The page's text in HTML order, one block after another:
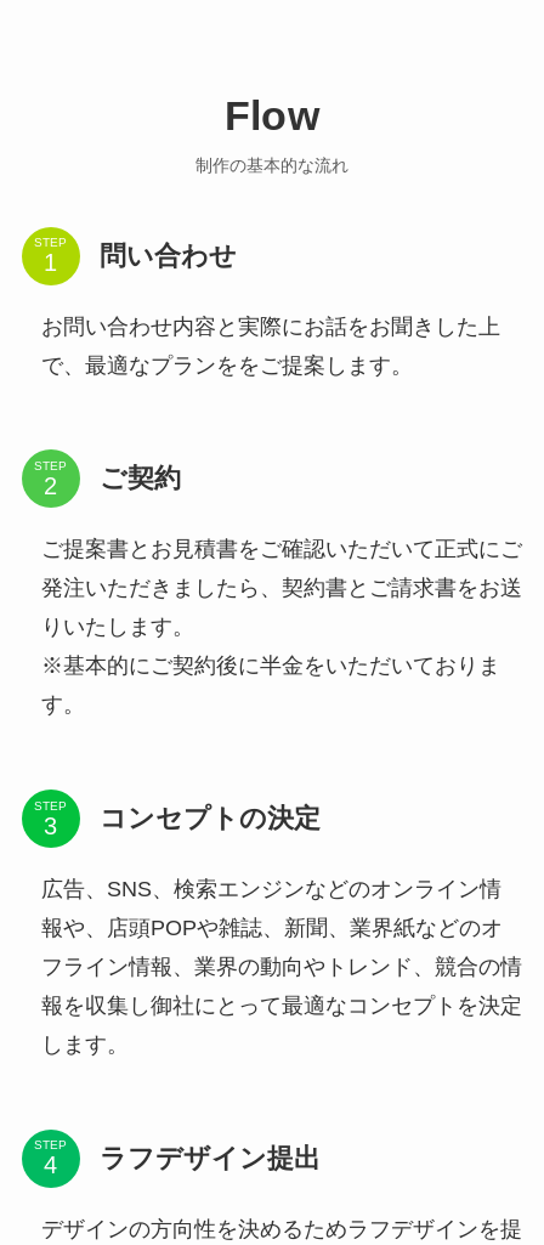
Flow
制作の基本的な流れ
STEP 問い合わせ
お問い合わせ内容と実際にお話をお聞きした上
で、最適なプランををご提案します。
STEP ご契約
ご提案書とお見積書をご確認いただいて正式にご
発注いただきましたら、契約書とご請求書をお送
りいたします。
※基本的にご契約後に半金をいただいておりま
す。
STEP コンセプトの決定
広告、SNS、検索エンジンなどのオンライン情
報や、店頭POPや雑誌、新聞、業界紙などのオ
フライン情報、業界の動向やトレンド、競合の情
報を収集し御社にとって最適なコンセプトを決定
します。
STEP ラフデザイン提出
デザインの方向性を決めるためラフデザインを提